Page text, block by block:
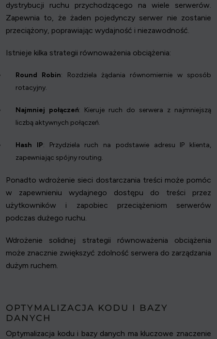
dystrybucji ruchu przychodzącego na wiele serwerów.
Zapewnia to, że żaden pojedynczy serwer nie zostanie
przeciążony, poprawiając wydajność i niezawodność.
Istnieje kilka strategii równoważenia obciążenia:
Round Robin: Rozdziela żądania równomiernie w sposób
rotacyjny.
Najmniej połączeń: Kieruje ruch do serwera z najmniejszą
liczbą aktywnych połączeń.
Hash IP: Przydziela ruch na podstawie adresu IP klienta,
zapewniając spójny routing.
Ponadto wdrożenie sieci dostarczania treści może pomóc
w zapewnieniu wydajnego dostępu do treści przez
użytkowników i zapobiec przeciążeniom serwerów
podczas dużego ruchu.
Wdrożenie solidnej strategii równoważenia obciążenia
może znacznie zwiększyć zdolność serwera do zarządzania
dużym ruchem.
OPTYMALIZACJA KODU I BAZY
DANYCH
Optymalizacja kodu i bazy danych ma kluczowe znaczenie